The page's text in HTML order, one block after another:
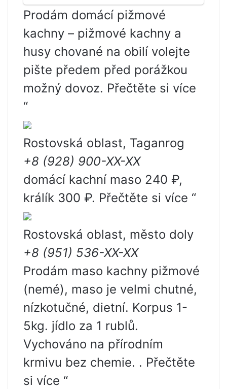
Prodám domácí pižmové
kachny – pižmové kachny a
husy chované na obilí volejte
pište předem před porážkou
možný dovoz. Přečtěte si více
“
Rostovská oblast, Taganrog
+8 (928) 900-XX-XX
domácí kachní maso 240 ₽,
králík 300 ₽. Přečtěte si více “
Rostovská oblast, město doly
+8 (951) 536-XX-XX
Prodám maso kachny pižmové
(nemé), maso je velmi chutné,
nízkotučné, dietní. Korpus 1-
5kg. jídlo za 1 rublů.
Vychováno na přírodním
krmivu bez chemie. . Přečtěte
si více “